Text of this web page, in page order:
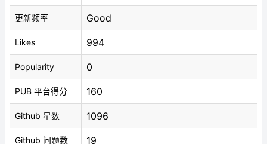
更新频率 Good
Likes 994
Popularity 0
PUB 平台得分 160
Github 星数 1096
Github 问题数 19